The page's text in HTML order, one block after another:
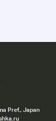
Pref., Japan